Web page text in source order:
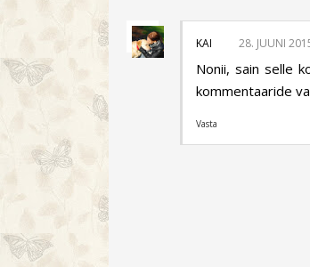
KAI 28. JUUNI
Nonii, sain selle
kommentaaride
Vasta